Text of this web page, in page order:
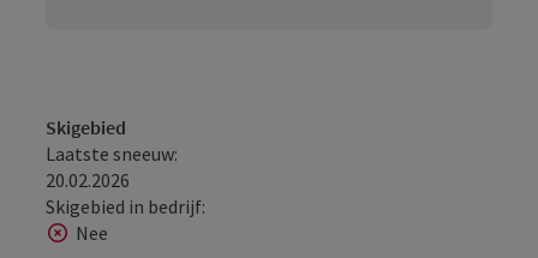
Skigebied
Laatste sneeuw:
20.02.2026
Skigebied in bedrijf:
Nee